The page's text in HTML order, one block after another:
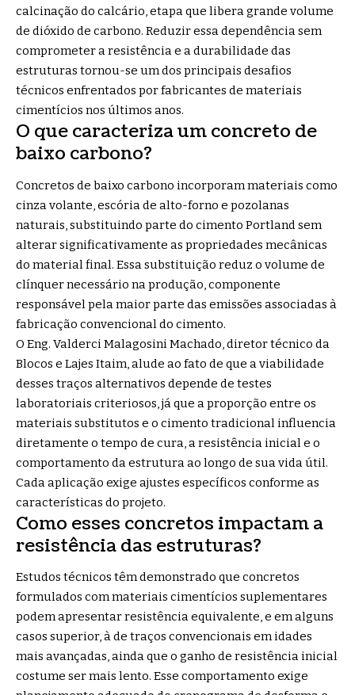
calcinação do calcário, etapa que libera grande volume
de dióxido de carbono. Reduzir essa dependência sem
comprometer a resistência e a durabilidade das
estruturas tornou-se um dos principais desafios
técnicos enfrentados por fabricantes de materiais
cimentícios nos últimos anos.
O que caracteriza um concreto de
baixo carbono?
Concretos de baixo carbono incorporam materiais como
cinza volante, escória de alto-forno e pozolanas
naturais, substituindo parte do cimento Portland sem
alterar significativamente as propriedades mecânicas
do material final. Essa substituição reduz o volume de
clínquer necessário na produção, componente
responsável pela maior parte das emissões associadas à
fabricação convencional do cimento.
O Eng. Valderci Malagosini Machado, diretor técnico da
Blocos e Lajes Itaim, alude ao fato de que a viabilidade
desses traços alternativos depende de testes
laboratoriais criteriosos, já que a proporção entre os
materiais substitutos e o cimento tradicional influencia
diretamente o tempo de cura, a resistência inicial e o
comportamento da estrutura ao longo de sua vida útil.
Cada aplicação exige ajustes específicos conforme as
características do projeto.
Como esses concretos impactam a
resistência das estruturas?
Estudos técnicos têm demonstrado que concretos
formulados com materiais cimentícios suplementares
podem apresentar resistência equivalente, e em alguns
casos superior, à de traços convencionais em idades
mais avançadas, ainda que o ganho de resistência inicial
costume ser mais lento. Esse comportamento exige